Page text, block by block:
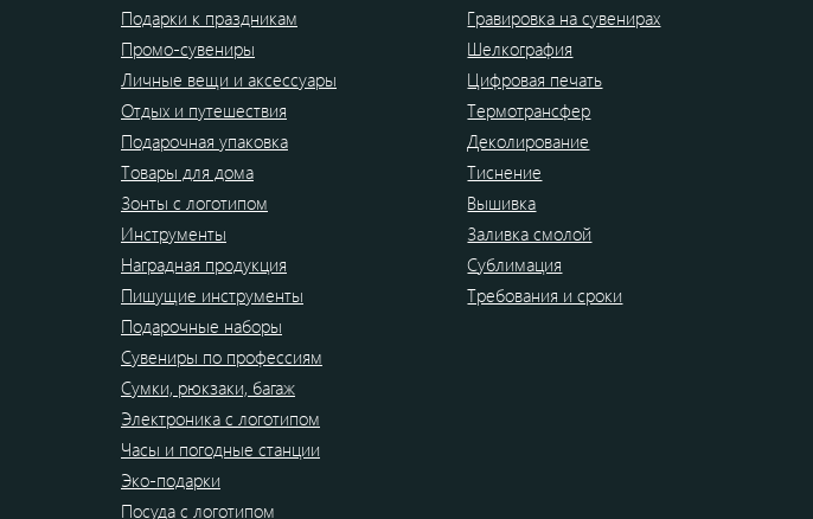
Подарки к праздникам
Промо-сувениры
Личные вещи и аксессуары
Отдых и путешествия
Подарочная упаковка
Товары для дома
Зонты с логотипом
Инструменты
Наградная продукция
Пишущие инструменты
Подарочные наборы
Сувениры по профессиям
Сумки, рюкзаки, багаж
Электроника с логотипом
Часы и погодные станции
Эко-подарки
Посуда с логотипом
Гравировка на сувенирах
Шелкография
Цифровая печать
Термотрансфер
Деколирование
Тиснение
Вышивка
Заливка смолой
Сублимация
Требования и сроки